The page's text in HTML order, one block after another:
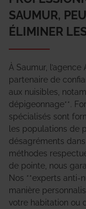
SAUMUR,
ÉLIMINER
À Saumur,
partenaire de
aux nuisibles,
dépigeonnage**.
spécialisés sont
les populations de
désagréments
méthodes
de pointe, nous
Nos **experts anti-
manière
votre habitation ou